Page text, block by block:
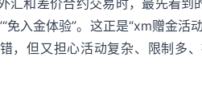
汇和差价合约交易时，最先看
免入金体验”。这正是“xm赠金
，但又担心活动复杂、限制多